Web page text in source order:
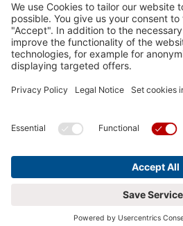
Gender Information
Compliance
Social Media Netiquette